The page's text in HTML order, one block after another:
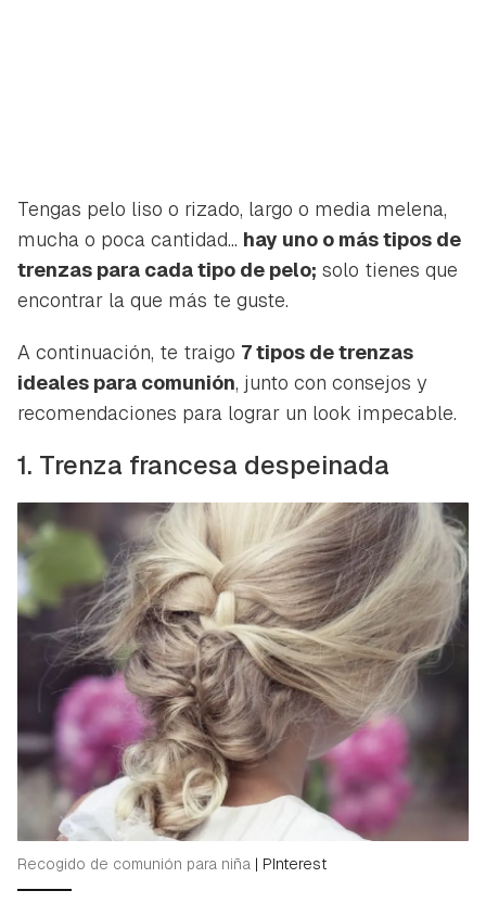
Tengas pelo liso o rizado, largo o media melena,
mucha o poca cantidad... hay uno o más tipos de
trenzas para cada tipo de pelo; solo tienes que
encontrar la que más te guste.
A continuación, te traigo 7 tipos de trenzas
ideales para comunión, junto con consejos y
recomendaciones para lograr un look impecable.
1. Trenza francesa despeinada
Recogido de comunión para niña | PInterest